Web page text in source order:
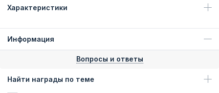
Характеристики
Информация
Вопросы и ответы
Найти награды по теме